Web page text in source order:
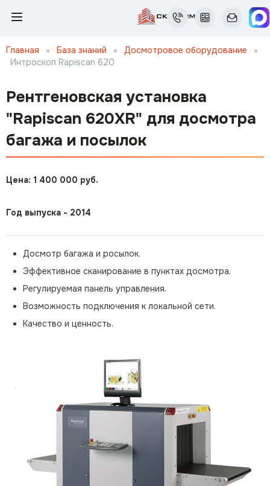
Главная » База знаний » Досмотровое оборудование
»
Интроскоп Rapiscan 620
Рентгеновская установка
"Rapiscan 620XR" для досмотра
багажа и посылок
Цена: 1 400 000 руб.
Год выпуска - 2014
Досмотр багажа и росылок.
Эффективное сканирование в пунктах досмотра.
Регулируемая панель управления.
Возможность подключения к локальной сети.
Качество и ценность.